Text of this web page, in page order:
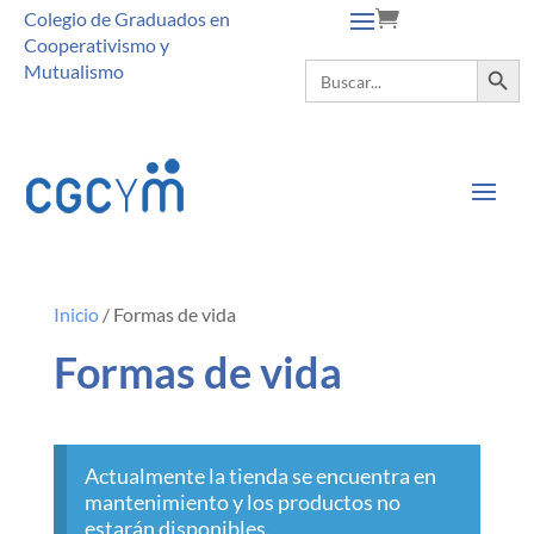
Colegio de Graduados en
Cooperativismo y
Mutualismo
Buscar: Botón de
Inicio/ Formas de vida
Formas de vida
Actualmente la tienda se encuentra en
mantenimiento y los productos no
estarán disponibles.